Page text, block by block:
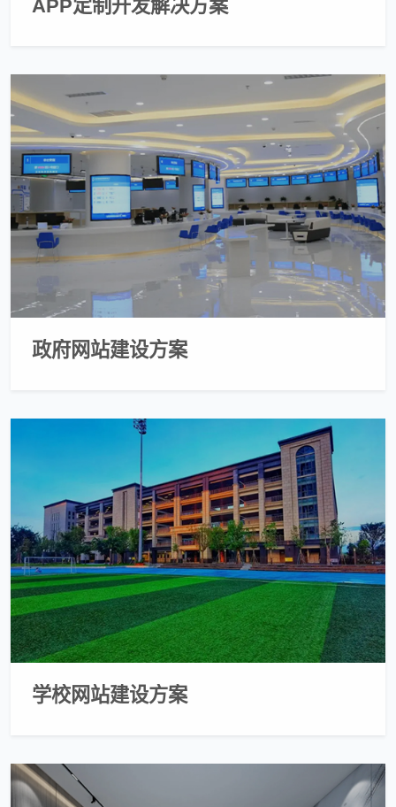
APP定制开发解决方案
政府网站建设方案
学校网站建设方案